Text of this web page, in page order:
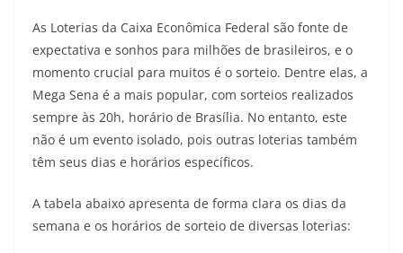
As Loterias da Caixa Econômica Federal são fonte de
expectativa e sonhos para milhões de brasileiros, e o
momento crucial para muitos é o sorteio. Dentre elas, a
Mega Sena é a mais popular, com sorteios realizados
sempre às 20h, horário de Brasília. No entanto, este
não é um evento isolado, pois outras loterias também
têm seus dias e horários específicos.
A tabela abaixo apresenta de forma clara os dias da
semana e os horários de sorteio de diversas loterias: